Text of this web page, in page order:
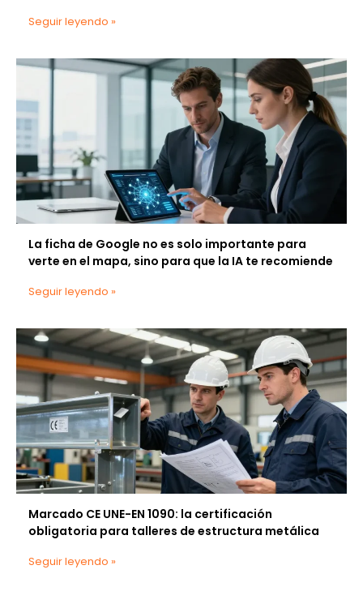
Seguir leyendo »
La ficha de Google no es solo importante para
verte en el mapa, sino para que la IA te recomiende
Seguir leyendo »
Marcado CE UNE-EN 1090: la certificación
obligatoria para talleres de estructura metálica
Seguir leyendo »